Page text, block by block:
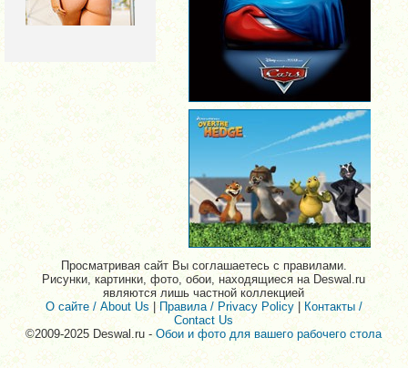
Просматривая сайт Вы соглашаетесь с правилами.
Рисунки, картинки, фото, обои, находящиеся на Deswal.ru
являются лишь частной коллекцией
О сайте / About Us| Правила / Privacy Policy | Контакты /
Contact Us
©2009-2025 Deswal.ru -Обои и фото для вашего рабочего стола